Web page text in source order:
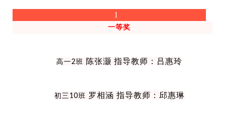
1
一等奖
高一2班 陈张灏 指导教师：吕惠玲
初三 10班 罗相涵 指导教师：邱惠琳